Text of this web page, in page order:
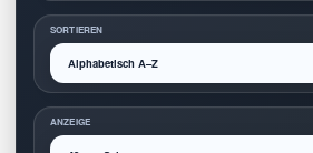
SORTIEREN
ANZEIGE